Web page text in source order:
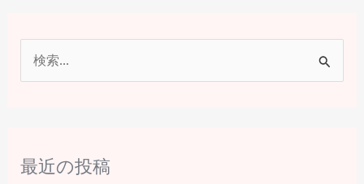
:最近の投稿